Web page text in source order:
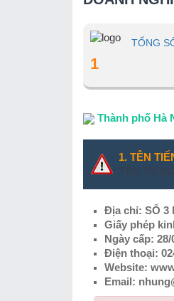
TỔNG
1
Thành phố Hà
1. TÊN
Địa chỉ: SỐ 3
Giấy phép
Ngày cấp: 28/
Điện thoại:
Website:
Email: